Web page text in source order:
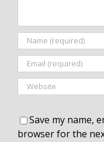
Save my name,
browser for the